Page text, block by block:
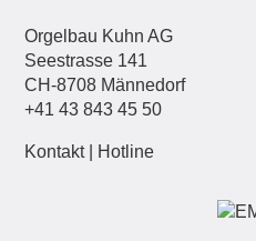
Orgelbau Kuhn AG
Seestrasse 141
CH-8708 Männedorf
+41 43 843 45 50
Kontakt| Hotline